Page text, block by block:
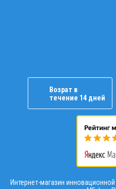
Возрат в
течение 14 дней
Интернет-магазин